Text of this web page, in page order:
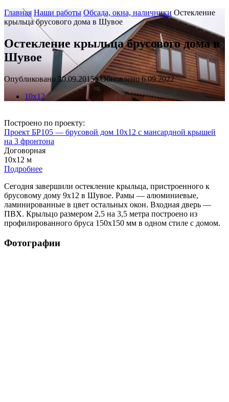
Главная Наши работы Обсада, окна, наличники Остекление
крыльца брусового дома в Шувое
Остекление крыльца брусового дома в
Шувое
Опубликовано 30.09.2015 | Обновлено 6.09.2022
10x12
Построено по проекту:
Проект БР105 — брусовой дом 10х12 с мансардной крышей
на 3 фронтона
Договорная
10х12 м
Подробнее
Сегодня завершили остекление крыльца, пристроенного к
брусовому дому 9х12 в Шувое. Рамы — алюминиевые,
ламинированные в цвет остальных окон. Входная дверь —
ПВХ. Крыльцо размером 2,5 на 3,5 метра построено из
профилированного бруса 150х150 мм в одном стиле с домом.
Фотографии